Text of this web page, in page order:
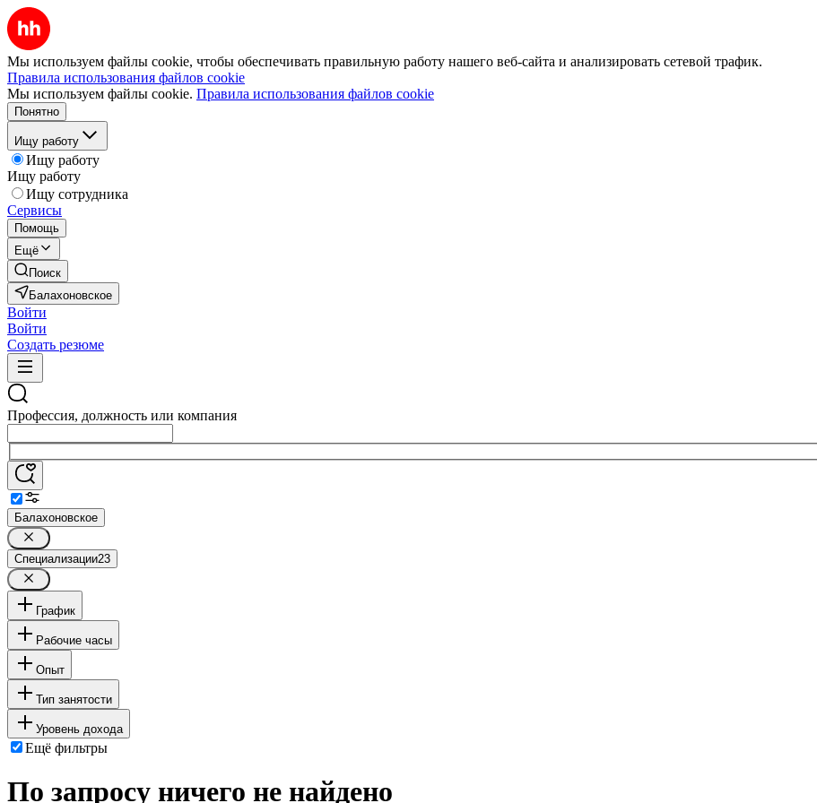
Мы используем файлы cookie, чтобы обеспечивать правильную работу нашего веб-сайта и анализировать сетевой трафик.
Правила использования файлов cookie
Мы используем файлы cookie. Правила использования файлов cookie
Понятно
Ищу работу
Ищу работу
Ищу работу
Ищу сотрудника
Сервисы
Помощь
Ещё
Поиск
Балахоновское
Войти
Войти
Создать резюме
Профессия, должность или компания
Балахоновское
Специализации23
График
Рабочие часы
Опыт
Тип занятости
Уровень дохода
Ещё фильтры
По запросу ничего не найдено